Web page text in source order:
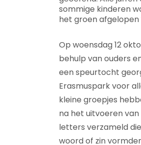
sommige kinderen
het groen afgelopen
Op woensdag 12
behulp van ouders
een speurtocht
Erasmuspark voor
kleine groepjes
na het uitvoeren
letters verzameld
woord of zin